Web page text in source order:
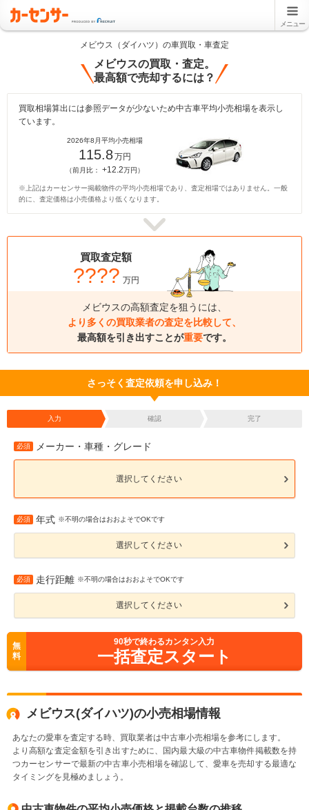
メニュー
メビウス（ダイハツ）の車買取・車査定
メビウスの買取・査定。
最高額で売却するには？
買取相場算出には参照データが少ないため中古車平均小売相場を表示し
ています。
2026年8月平均小売相場
115.8万円
（前月比： +12.2万円）
※上記はカーセンサー掲載物件の平均小売相場であり、査定相場ではありません。一般
的に、査定価格は小売価格より低くなります。
買取査定額
???? 万円
メビウスの高額査定を狙うには、
より多くの買取業者の査定を比較して、
最高額を引き出すことが重要です。
さっそく査定依頼を申し込み！
入力 確認 完了
必須 メーカー・車種・グレード
選択してください
必須 年式 ※不明の場合はおおよそでOKです
選択してください
必須 走行距離 ※不明の場合はおおよそでOKです
選択してください
無
料
90秒で終わるカンタン入力
一括査定スタート
メビウス(ダイハツ)の小売相場情報
あなたの愛車を査定する時、買取業者は中古車小売相場を参考にします。
より高額な査定金額を引き出すために、国内最大級の中古車物件掲載数を持
つカーセンサーで最新の中古車小売相場を確認して、愛車を売却する最適な
タイミングを見極めましょう。